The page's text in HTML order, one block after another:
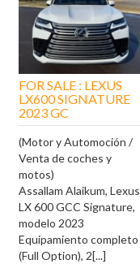
FOR SALE : LEXUS
LX600 SIGNATURE
2023 GC
(Motor y Automoción /
Venta de coches y
motos)
Assallam Alaikum, Lexus
LX 600 GCC Signature,
modelo 2023
Equipamiento completo
(Full Option), 2[...]